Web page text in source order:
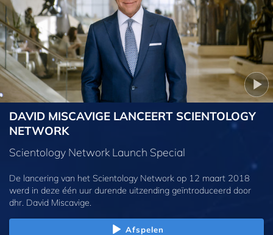
DAVID MISCAVIGE LANCEERT SCIENTOLOGY
NETWORK
Scientology Network Launch Special
De lancering van het Scientology Network op 12 maart 2018
werd in deze één uur durende uitzending geïntroduceerd door
dhr. David Miscavige.
Afspelen